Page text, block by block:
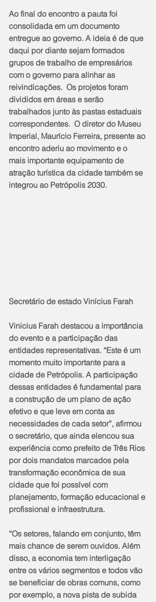
Ao final do encontro a pauta foi
consolidada em um documento
entregue ao governo. A ideia é de que
daqui por diante sejam formados
grupos de trabalho de empresários
com o governo para alinhar as
reivindicações.  Os projetos foram
divididos em áreas e serão
trabalhados junto às pastas estaduais
correspondentes.  O diretor do Museu
Imperial, Maurício Ferreira, presente ao
encontro aderiu ao movimento e o
mais importante equipamento de
atração turística da cidade também se
integrou ao Petrópolis 2030.
Secretário de estado Vinícius Farah
Vinicius Farah destacou a importância
do evento e a participação das
entidades representativas. “Este é um
momento muito importante para a
cidade de Petrópolis. A participação
dessas entidades é fundamental para
a construção de um plano de ação
efetivo e que leve em conta as
necessidades de cada setor”, afirmou
o secretário, que ainda elencou sua
experiência como prefeito de Três Rios
por dois mandatos marcados pela
transformação econômica de sua
cidade que foi possível com
planejamento, formação educacional e
profissional e infraestrutura.
“Os setores, falando em conjunto, têm
mais chance de serem ouvidos. Além
disso, a economia tem interligação
entre os vários segmentos e todos vão
se beneficiar de obras comuns, como
por exemplo, a nova pista de subida